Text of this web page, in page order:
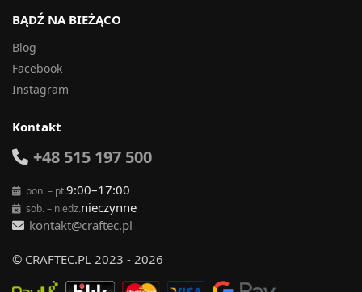
BĄDŹ NA BIEŻĄCO
Blog
Facebook
Instagram
Kontakt
+48 515 197 500
pon. – pt.9:00–17:00
sob. – niedz.nieczynne
kontakt@craftec.pl
© CRAFTEC.PL 2023 - 2026